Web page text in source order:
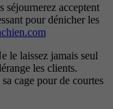
séjournerez acceptent
pour dénicher les
le laissez jamais seul
les clients.
cage pour de courtes